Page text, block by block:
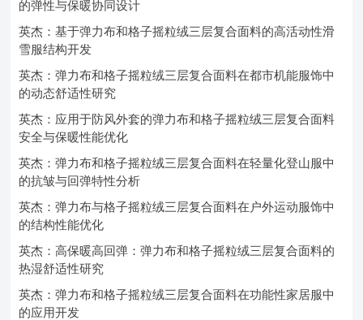
的弹性与保暖协同设计
英杰：基于弹力布和格子摇粒绒三层复合面料的高活动性滑
雪服结构开发
英杰：弹力布和格子摇粒绒三层复合面料在都市机能服饰中
的动态舒适性研究
英杰：应用于防风外套的弹力布和格子摇粒绒三层复合面料
安全与保暖性能优化
英杰：弹力布和格子摇粒绒三层复合面料在轻量化登山服中
的抗皱与回弹特性分析
英杰：弹力布与格子摇粒绒三层复合面料在户外运动服饰中
的结构性能优化
英杰：高保暖高回弹：弹力布和格子摇粒绒三层复合面料的
热湿舒适性研究
英杰：弹力布和格子摇粒绒三层复合面料在功能性家居服中
的应用开发